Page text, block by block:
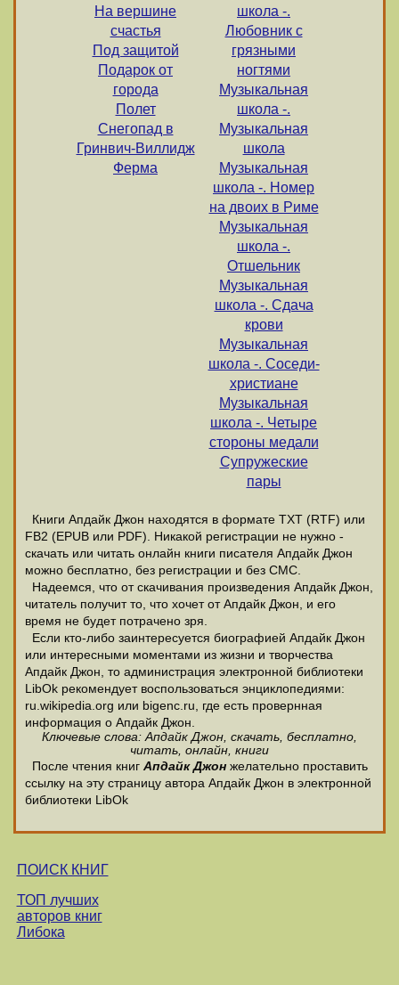
На вершине
счастья
Под защитой
Подарок от
города
Полет
Снегопад в
Гринвич-Виллидж
Ферма
школа -.
Любовник с
грязными
ногтями
Музыкальная
школа -.
Музыкальная
школа
Музыкальная
школа -. Номер
на двоих в Риме
Музыкальная
школа -.
Отшельник
Музыкальная
школа -. Сдача
крови
Музыкальная
школа -. Соседи-
христиане
Музыкальная
школа -. Четыре
стороны медали
Супружеские
пары
Книги Апдайк Джон находятся в формате ТХТ (RTF) или
FB2 (EPUB или PDF). Никакой регистрации не нужно -
скачать или читать онлайн книги писателя Апдайк Джон
можно бесплатно, без регистрации и без СМС.
Надеемся, что от скачивания произведения Апдайк Джон,
читатель получит то, что хочет от Апдайк Джон, и его
время не будет потрачено зря.
Если кто-либо заинтересуется биографией Апдайк Джон
или интересными моментами из жизни и творчества
Апдайк Джон, то администрация электронной библиотеки
LibOk рекомендует воспользоваться энциклопедиями:
ru.wikipedia.org или bigenc.ru, где есть провернная
информация о Апдайк Джон.
Ключевые слова: Апдайк Джон, скачать, бесплатно,
читать, онлайн, книги
После чтения книг Апдайк Джон желательно проставить
ссылку на эту страницу автора Апдайк Джон в электронной
библиотеки LibOk
ПОИСК КНИГ
ТОП лучших
авторов книг
Либока